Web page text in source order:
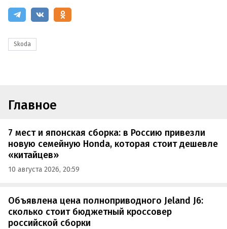
Skoda
Главное
7 мест и японская сборка: в Россию привезли
новую семейную Honda, которая стоит дешевле
«китайцев»
10 августа 2026, 20:59
Объявлена цена полноприводного Jeland J6:
сколько стоит бюджетный кроссовер
российской сборки